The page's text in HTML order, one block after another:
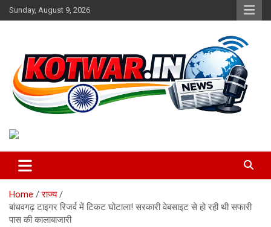
Skip
to
Sunday, August 9, 2026
kotwar.in
Home
राज्य
बांधवगढ़ टाइगर रिजर्व में टिकट घोटाला! सरकारी वेबसाइट से हो रही थी सफारी
पास की कालाबाजारी